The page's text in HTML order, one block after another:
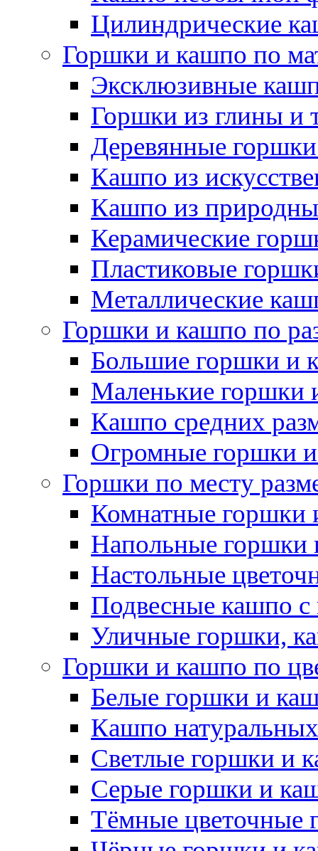
Цилиндрические
Горшки и кашпо по
Эксклюзивные
Горшки из глины и
Деревянные
Кашпо из
Кашпо из
Керамические
Пластиковые
Металлические
Горшки и кашпо по
Большие горшки и
Маленькие горшки
Кашпо средних
Огромные горшки
Горшки по месту
Комнатные горшки
Напольные горшки
Настольные
Подвесные кашпо с
Уличные горшки,
Горшки и кашпо по
Белые горшки и
Кашпо
Светлые горшки и
Серые горшки и
Тёмные цветочные